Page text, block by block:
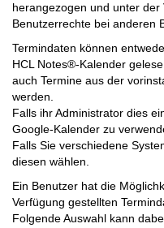
herangezogen und unter
Benutzerrechte bei anderen
Termindaten können
HCL Notes®-Kalender
auch Termine aus der
werden.
Falls ihr Administrator dies
Google-Kalender zu
Falls Sie verschiedene
diesen wählen.
Ein Benutzer hat die
Verfügung gestellten
Folgende Auswahl kann